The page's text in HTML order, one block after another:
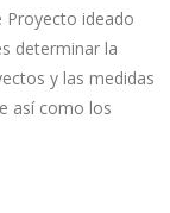
Proyecto ideado
determinar la
y las medidas
así como los